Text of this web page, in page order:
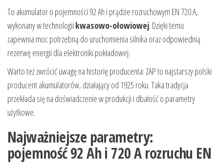
To akumulator o pojemności 92 Ah i prądzie rozruchowym EN 720 A,
wykonany w technologii kwasowo-ołowiowej. Dzięki temu
zapewnia moc potrzebną do uruchomienia silnika oraz odpowiednią
rezerwę energii dla elektroniki pokładowej.
Warto też zwrócić uwagę na historię producenta: ZAP to najstarszy polski
producent akumulatorów, działający od 1925 roku. Taka tradycja
przekłada się na doświadczenie w produkcji i dbałość o parametry
użytkowe.
Najważniejsze parametry:
pojemność 92 Ah i 720 A rozruchu EN